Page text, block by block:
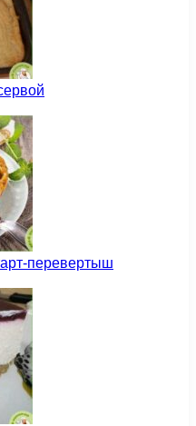
перевертыш